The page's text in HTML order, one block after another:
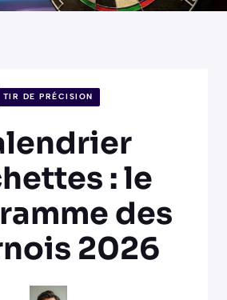
TIR DE PRÉCISION
: le
des
2026